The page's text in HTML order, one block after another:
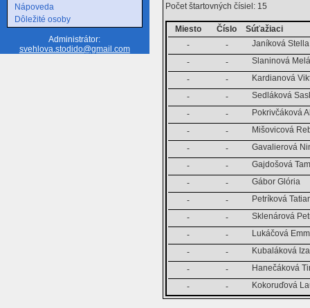
Nápoveda
Dôležité osoby
Administrátor:
svehlova.stodido@gmail.com
Počet štartovných čísiel: 15
Miesto Číslo
Súťažiaci
-
-
Janíková Stella
-
-
Slaninová
-
-
Kardianová
-
-
Sedláková
-
-
Pokrivčáková
-
-
Mišovicová
-
-
Gavalierová
-
-
Gajdošová
-
-
Gábor Glória
-
-
Petríková
-
-
Sklenárová
-
-
Lukáčová
-
-
Kubaláková
-
-
Hanečáková
-
- Kokoruďová